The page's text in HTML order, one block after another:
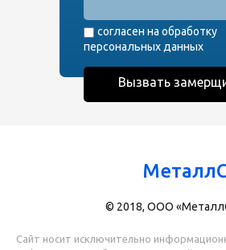
согласен на обработку
персональных данных
© 2018, ООО
Сайт носит исключительно